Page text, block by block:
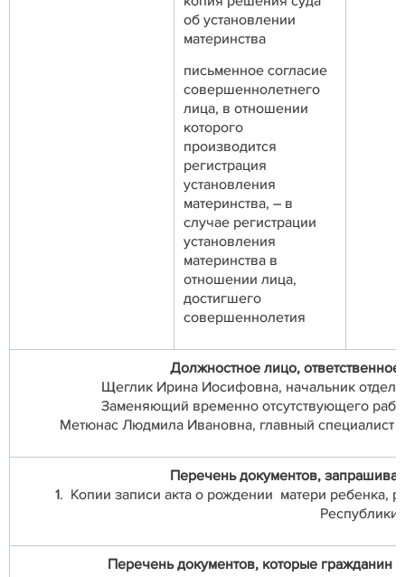
об установлении
материнства
письменное согласие
совершеннолетнего
лица, в отношении
которого
производится
регистрация
установления
материнства, – в
случае регистрации
установления
материнства в
отношении лица,
достигшего
совершеннолетия
Должностное лицо,
Щеглик Ирина Иосифовна, начальник
Заменяющий временно отсутствующего
Метюнас Людмила Ивановна, главный специалист
Перечень документов,
1. Копии записи акта о рождении матери ребенка,
Республики
Перечень документов, которые гражданин